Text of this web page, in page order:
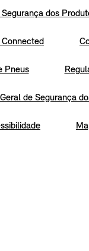
dos
Pneus
de Segurança